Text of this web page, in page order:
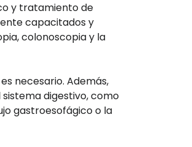
y tratamiento de
capacitados y
colonoscopia y la
necesario. Además,
digestivo, como
gastroesofágico o la